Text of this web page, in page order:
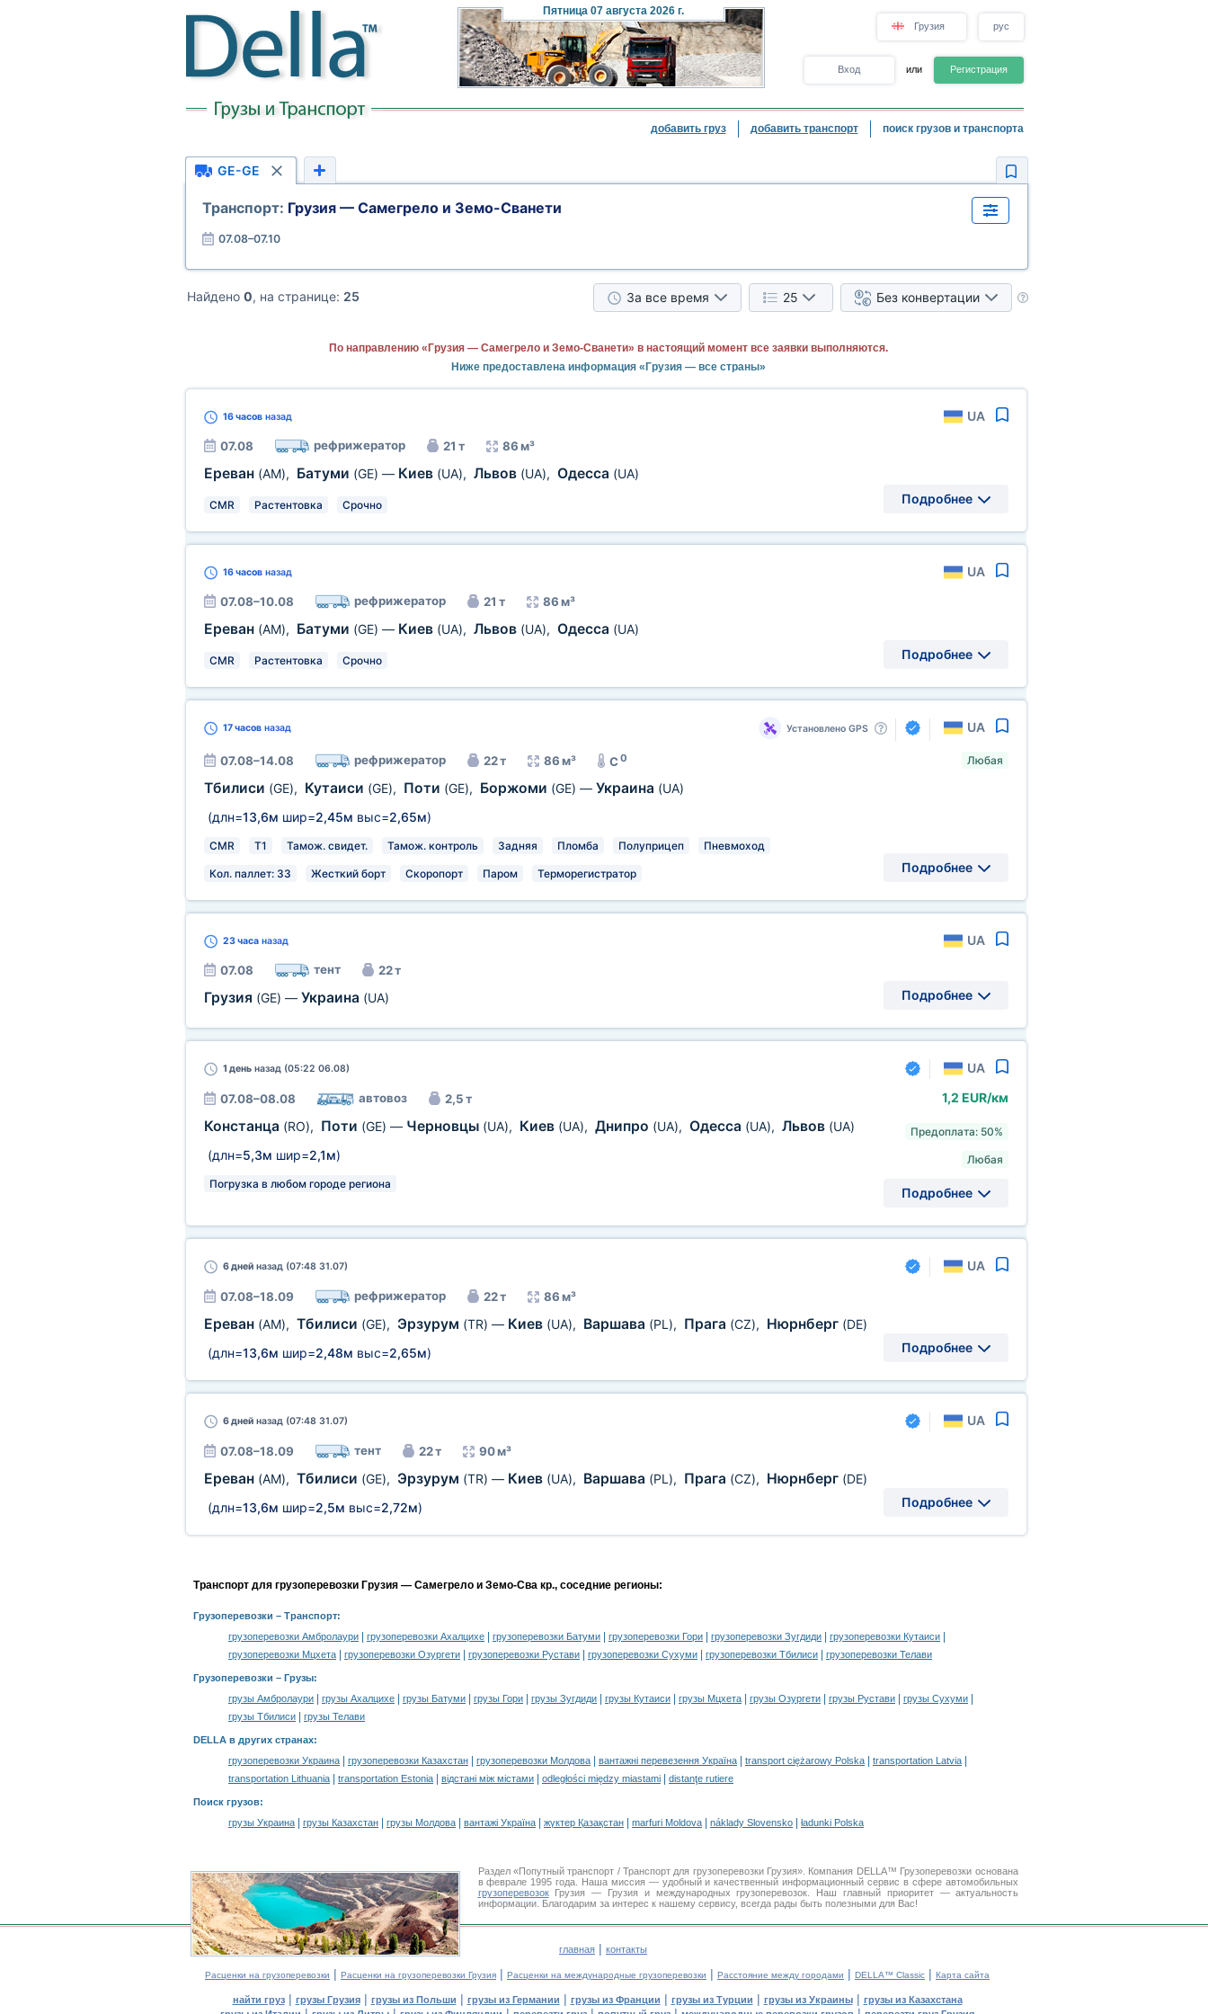
Пятница07 августа 2026 г.
Грузия рус
Вход или Регистрация
добавить груз добавить транспорт поиск грузов и транспорта
GE-GE
Транспорт: Грузия — Самегрело и Земо-Сванети
07.08–07.10
Найдено 0, на странице: 25 За все время 25 Без конвертации
По направлению «Грузия — Самегрело и Земо-Сванети» в настоящий момент все заявки выполняются.
Ниже предоставлена информация «Грузия — все страны»
16 часовназад UA
07.08 рефрижератор 21 т 86 м³
Ереван (AM), Батуми (GE) — Киев (UA), Львов (UA), Одесса (UA)
CMR Растентовка Срочно Подробнее
16 часовназад UA
07.08–10.08 рефрижератор 21 т 86 м³
Ереван (AM), Батуми (GE) — Киев (UA), Львов (UA), Одесса (UA)
CMR Растентовка Срочно Подробнее
17 часовназад Установлено GPS UA
07.08–14.08 рефрижератор 22 т 86 м³ C0
Тбилиси (GE), Кутаиси (GE), Поти (GE), Боржоми (GE) — Украина (UA)
(длн=13,6м шир=2,45м выс=2,65м)
CMR T1 Тамож. свидет. Тамож. контроль Задняя Пломба Полуприцеп Пневмоход
Кол. паллет: 33 Жесткий борт Скоропорт Паром Терморегистратор
Любая
Подробнее
23 часаназад UA
07.08 тент 22 т
Грузия (GE) — Украина (UA) Подробнее
1 деньназад (05:22 06.08) UA
07.08–08.08 автовоз 2,5 т
Констанца (RO), Поти (GE) — Черновцы (UA), Киев (UA), Днипро (UA), Одесса (UA), Львов (UA)
(длн=5,3м шир=2,1м)
Погрузка в любом городе региона
1,2 EUR/км
Предоплата: 50%
Любая
Подробнее
6 днейназад (07:48 31.07) UA
07.08–18.09 рефрижератор 22 т 86 м³
Ереван (AM), Тбилиси (GE), Эрзурум (TR) — Киев (UA), Варшава (PL), Прага (CZ), Нюрнберг (DE)
(длн=13,6м шир=2,48м выс=2,65м) Подробнее
6 днейназад (07:48 31.07) UA
07.08–18.09 тент 22 т 90 м³
Ереван (AM), Тбилиси (GE), Эрзурум (TR) — Киев (UA), Варшава (PL), Прага (CZ), Нюрнберг (DE)
(длн=13,6м шир=2,5м выс=2,72м) Подробнее
Транспорт для грузоперевозки Грузия — Самегрело и Земо-Сва кр., соседние регионы:
Грузоперевозки – Транспорт:
грузоперевозки Амбролаури
грузоперевозки Ахалцихе грузоперевозки Батуми грузоперевозки Гори грузоперевозки Зугдиди грузоперевозки Кутаиси
грузоперевозки Мцхета грузоперевозки Озургети грузоперевозки Рустави грузоперевозки Сухуми грузоперевозки Тбилиси грузоперевозки Телави
Грузоперевозки – Грузы:
грузы Амбролаури
грузы Ахалцихе грузы Батуми грузы Гори грузы Зугдиди грузы Кутаиси грузы Мцхета грузы Озургети грузы Рустави грузы Сухуми
грузы Тбилиси грузы Телави
DELLA в других странах:
грузоперевозки Украина
грузоперевозки Казахстан грузоперевозки Молдова вантажні перевезення Україна transport ciężarowy Polska transportation Latvia
transportation Lithuania transportation Estonia відстані між містами odległości między miastami distanţe rutiere
Поиск грузов:
грузы Украина
грузы Казахстан грузы Молдова вантажі Україна жүктер Қазақстан marfuri Moldova náklady Slovensko ładunki Polska
Раздел «Попутный транспорт / Транспорт для грузоперевозки Грузия». Компания DELLA™ Грузоперевозки основана
в феврале 1995 года. Наша миссия — удобный и качественный информационный сервис в сфере автомобильных
грузоперевозокГрузия — Грузия и международных грузоперевозок. Наш главный приоритет — актуальность
информации. Благодарим за интерес к нашему сервису, всегда рады быть полезными для Вас!
главная | контакты
Расценки на грузоперевозки | Расценки на грузоперевозки Грузия | Расценки на международные грузоперевозки | Расстояние между городами | DELLA™ Classic | Карта сайта
найти груз| грузы Грузия| грузы из Польши | грузы из Германии | грузы из Франции | грузы из Турции | грузы из Украины| грузы из Казахстана